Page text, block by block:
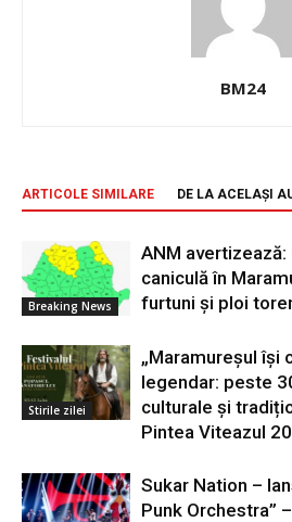
BM24
ARTICOLE SIMILARE DE LA ACELAȘI
Breaking News
ANM avertizează:
caniculă în
furtuni și ploi
Stirile zilei
„Maramureșul își
legendar: peste
culturale și
Pintea Viteazul
Sukar Nation –
Punk Orchestra”